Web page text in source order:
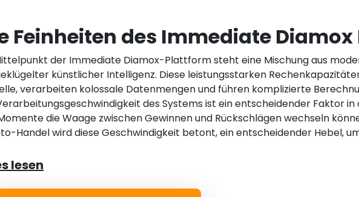
Feinheiten des Immediate
der Immediate Diamox-Plattform steht eine Mischung aus
künstlicher Intelligenz. Diese leistungsstarken
verarbeiten kolossale Datenmengen und führen komplizierte
des Systems ist ein entscheidender Faktor
die Waage zwischen Gewinnen und Rückschlägen wechseln
Handel wird diese Geschwindigkeit betont, ein entscheidender Hebel,
lesen